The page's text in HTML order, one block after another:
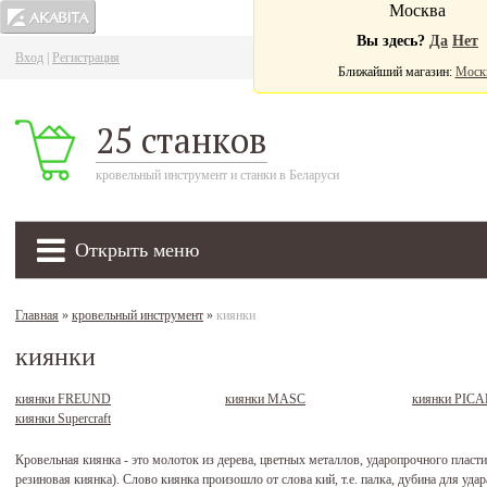
Вход Регистрация
25 станков
кровельный инструмент и станки в Беларуси
Открыть меню
Москва
Вы здесь? Да Нет
Ближайший магазин:
Главная » кровельный инструмент » киянки
киянки
киянки FREUND киянки MASC
киянки
киянки Supercraft
Кровельная киянка - это молоток из дерева, цветных металлов, ударопрочного
резиновая киянка). Слово киянка произошло от слова кий, т.е. палка, дубина для